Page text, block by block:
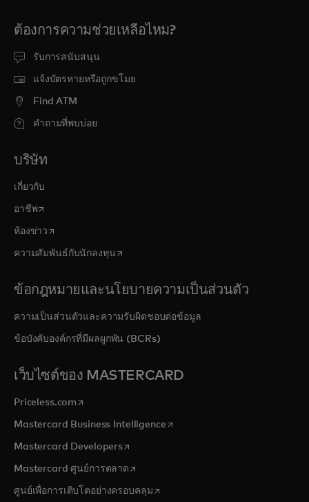
ต้องการความช่วยเหลือไหม?
รับการสนับสนุน
แจ้งบัตรหายหรือถูกขโมย
Find ATM
คำถามที่พบบ่อย
บริษัท
เกี่ยวกับ
อาชีพopens in a new tab
ห้องข่าว opens in a new tab
ความสัมพันธ์กับนักลงทุนopens in a new tab
ข้อกฎหมายและนโยบายความเป็นส่วนตัว
ความเป็นส่วนตัวและความรับผิดชอบต่อข้อมูล
ข้อบังคับองค์กรที่มีผลผูกพัน (BCRs)
เว็บไซต์ของ MASTERCARD
Priceless.com opens in a new tab
Mastercard Business Intelligenceopens in a new tab
Mastercard Developersopens in a new tab
Mastercard ศูนย์การตลาด opens in a new tab
ศูนย์เพื่อการเติบโตอย่างครอบคลุมopens in a new tab